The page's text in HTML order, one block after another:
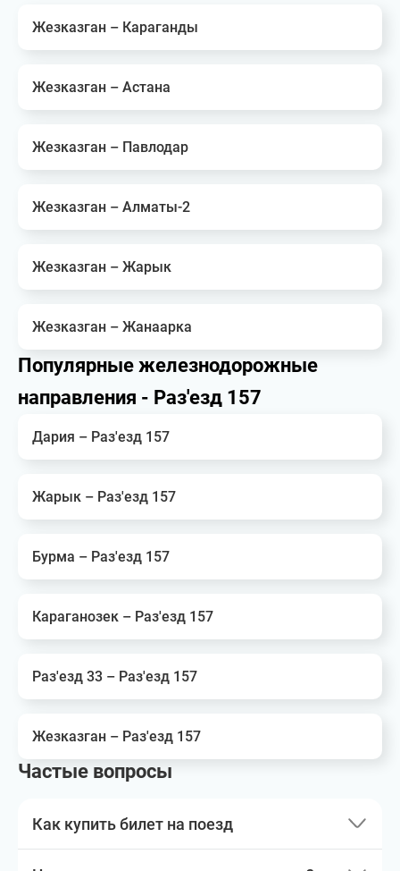
Жезказган – Караганды
Жезказган – Астана
Жезказган – Павлодар
Жезказган – Алматы-2
Жезказган – Жарык
Жезказган – Жанаарка
Популярные железнодорожные
направления - Раз'езд 157
Дария – Раз'езд 157
Жарык – Раз'езд 157
Бурма – Раз'езд 157
Караганозек – Раз'езд 157
Раз'езд 33 – Раз'езд 157
Жезказган – Раз'езд 157
Частые вопросы
Как купить билет на поезд